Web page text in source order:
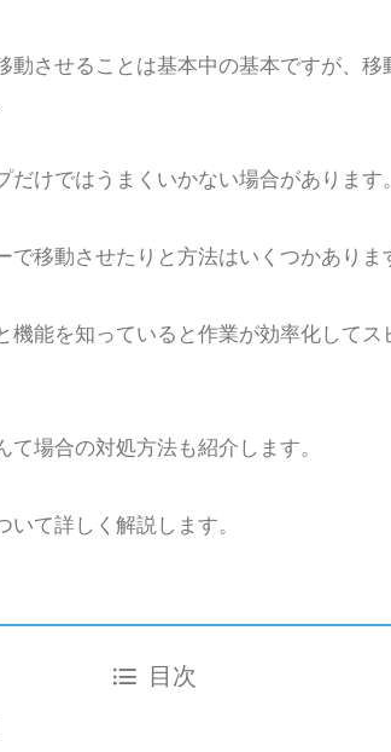
させることは基本中の基本ですが、
けではうまくいかない場合があります。
移動させたりと方法はいくつかありま
能を知っていると作業が効率化してス
場合の対処方法も紹介します。
て詳しく解説します。
目次